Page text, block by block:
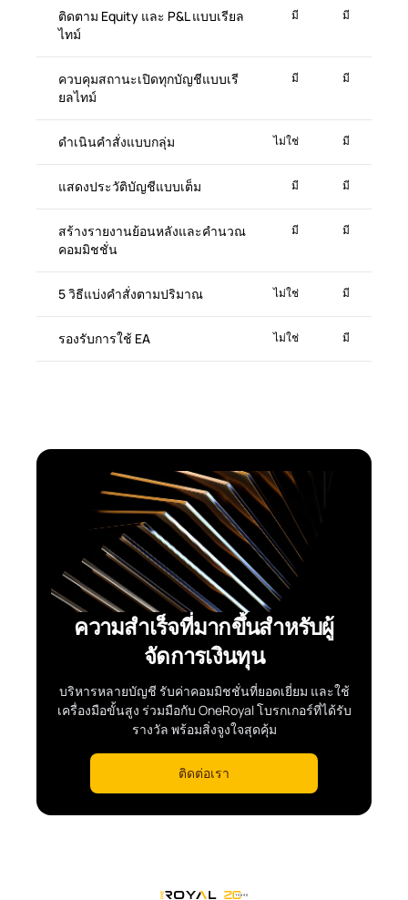
ติดตาม Equity และ P&L แบบเรียล
ไทม์
มี มี
ควบคุมสถานะเปิดทุกบัญชีแบบเรี
ยลไทม์
มี มี
ดำเนินคำสั่งแบบกลุ่ม ไม่ใช่ มี
แสดงประวัติบัญชีแบบเต็ม มี มี
สร้างรายงานย้อนหลังและคำนวณ
คอมมิชชั่น
มี มี
5 วิธีแบ่งคำสั่งตามปริมาณ ไม่ใช่ มี
รองรับการใช้ EA ไม่ใช่ มี
ความสำเร็จที่มากขึ้นสำหรับผู้
จัดการเงินทุน
บริหารหลายบัญชี รับค่าคอมมิชชั่นที่ยอดเยี่ยม และใช้
เครื่องมือขั้นสูง ร่วมมือกับ OneRoyal โบรกเกอร์ที่ได้รับ
รางวัล พร้อมสิ่งจูงใจสุดคุ้ม
ติดต่อเรา